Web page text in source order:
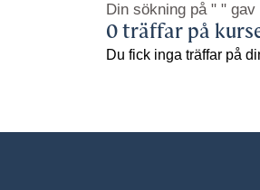
Din sökning på " " gav
0 träffar på
Du fick inga träffar på